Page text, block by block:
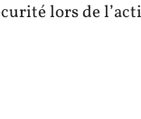
lors de